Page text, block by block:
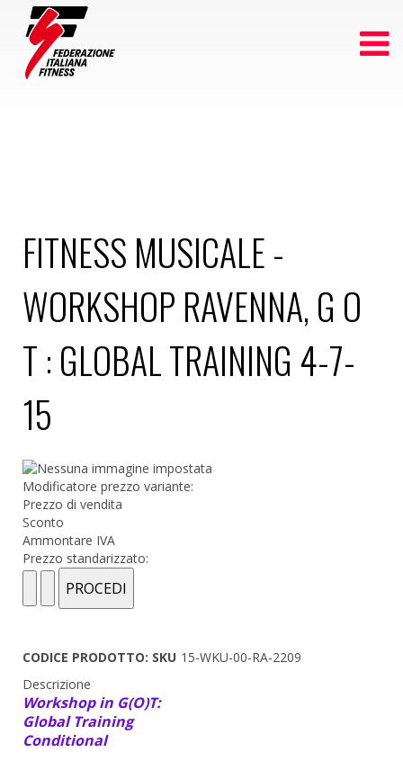
FITNESS MUSICALE -
WORKSHOP RAVENNA, G O
T : GLOBAL TRAINING 4-7-
15
Modificatore prezzo variante:
Prezzo di vendita
Sconto
Ammontare IVA
Prezzo standarizzato:
CODICE PRODOTTO: SKU 15-WKU-00-RA-2209
Descrizione
Workshop in G(O)T:
Global Training
Conditional